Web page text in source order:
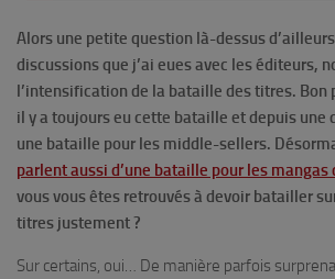
Alors une petite question là-dessus
discussions que j’ai eues avec les éditeurs,
l’intensification de la bataille des titres. Bon
il y a toujours eu cette bataille et depuis une
une bataille pour les middle-sellers.
parlent aussi d’une bataille pour les mangas
vous vous êtes retrouvés à devoir batailler
titres justement ?
Sur certains, oui… De manière parfois